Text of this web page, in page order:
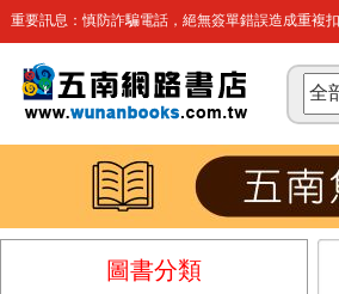
重要訊息：慎防詐騙電話，絕無簽單錯誤造成重複
圖書分類